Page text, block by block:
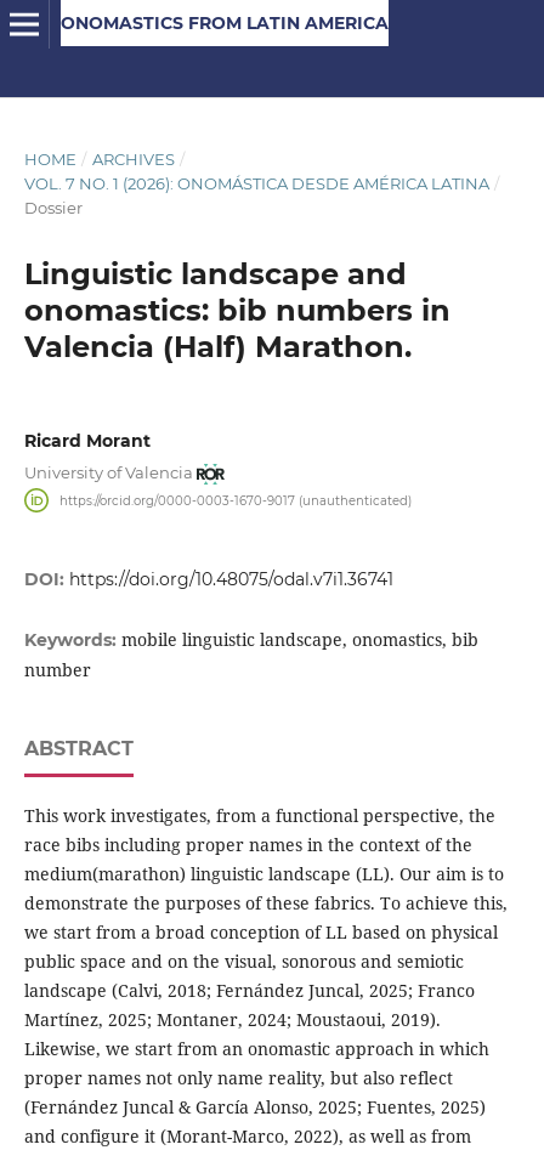
ONOMASTICS FROM LATIN AMERICA
HOME / ARCHIVES /
VOL. 7 NO. 1 (2026): ONOMÁSTICA DESDE AMÉRICA LATINA /
Dossier
Linguistic landscape and
onomastics: bib numbers in
Valencia (Half) Marathon.
Ricard Morant
University of Valencia
https://orcid.org/0000-0003-1670-9017 (unauthenticated)
DOI: https://doi.org/10.48075/odal.v7i1.36741
Keywords: mobile linguistic landscape, onomastics, bib
number
ABSTRACT
This work investigates, from a functional perspective, the
race bibs including proper names in the context of the
medium(marathon) linguistic landscape (LL). Our aim is to
demonstrate the purposes of these fabrics. To achieve this,
we start from a broad conception of LL based on physical
public space and on the visual, sonorous and semiotic
landscape (Calvi, 2018; Fernández Juncal, 2025; Franco
Martínez, 2025; Montaner, 2024; Moustaoui, 2019).
Likewise, we start from an onomastic approach in which
proper names not only name reality, but also reflect
(Fernández Juncal & García Alonso, 2025; Fuentes, 2025)
and configure it (Morant-Marco, 2022), as well as from